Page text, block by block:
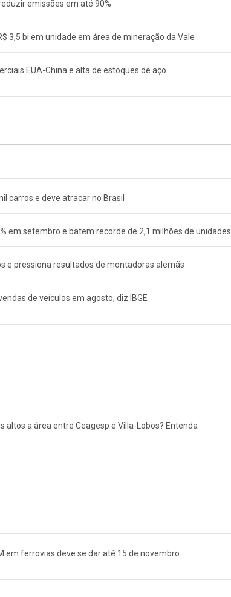
emissões em até 90%
3,5 bi em unidade em área de mineração da Vale
EUA-China e alta de estoques de aço
carros e deve atracar no Brasil
em setembro e batem recorde de 2,1 milhões de unidades
e pressiona resultados de montadoras alemãs
de veículos em agosto, diz IBGE
altos a área entre Ceagesp e Villa-Lobos? Entenda
em ferrovias deve se dar até 15 de novembro